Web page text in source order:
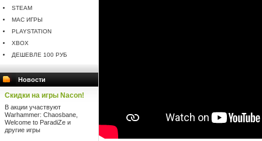
STEAM
MAC ИГРЫ
PLAYSTATION
XBOX
ДЕШЕВЛЕ 100 РУБ
Новости
Скидки на игры Nacon!
В акции участвуют
Warhammer: Chaosbane,
Welcome to ParadiZe и
другие игры